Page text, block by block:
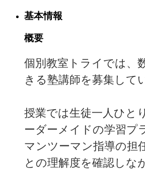
基本情報
概要
個別教室トライでは、
きる塾講師を募集して
授業では生徒一人ひと
ーダーメイドの学習プ
マンツーマン指導の担
との理解度を確認しな